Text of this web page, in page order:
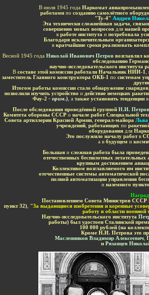
В июля 1945 года Наркомат
работами по созданию самолётного
"Ту-4" Андрея
Эта технически сложнейшая задача
совершенно новых вопросов для нашей
вработе института ипотребовала
Благодаря исключительным
в кратчайшие сроки реализовать
Весной 1945 года Николай Иванович Петроввозглавлял
обследованию
научно-исследовательского института
В составе этой комиссии работали Начальник НИИ-1
заместитель Главного конструктора ОКБ-1 по системам
Итогом работы комиссии стало обнаружение снарядов
позволили изучить устройство и действие немецких
Фау-2 - прим.), а также установить тенденции в
После обследования проведённой группой Н.И.
Комитета обороны СССР о начале работ Специальной
Совета артиллерии Красной Армии генерал-майора Льва
учреждений, работающих по
оборудования для
Это послужило началу работв
а в будущем и
Большая и сложная работа была
отечественных беспилотных летательных
крупным достижением
Коллективом возглавляемого им
отечественные системы автоматической
полной автоматизации управления
иназемного
Наград
Постановлением Совета Министров СССР
пункт 32),
"За выдающиеся изобретения и коренные
работу в области военной
Научно-исследовательского института
работы)был удостоен Сталинской
100 000 рублей (на
Кроме Н.И. Петрова это
Масленников Владимир Алексеевич,
и Рязанцев